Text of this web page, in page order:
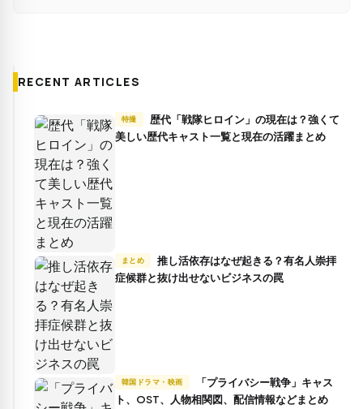
RECENT ARTICLES
特撮
美しい歴代キャスト一覧と現在の活躍まとめ
まとめ
推し活依存はなぜ起きる？有名人崇拝
症候群と抜け出せないビジネスの罠
韓国ドラマ・映画
ト、OST、人物相関図、配信情報などまとめ